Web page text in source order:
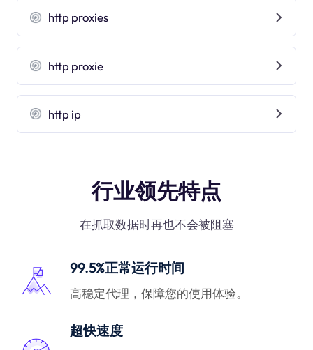
http proxies
http proxie
http ip
行业领先特点
在抓取数据时再也不会被阻塞
99.5%正常运行时间
高稳定代理，保障您的使用体验。
超快速度